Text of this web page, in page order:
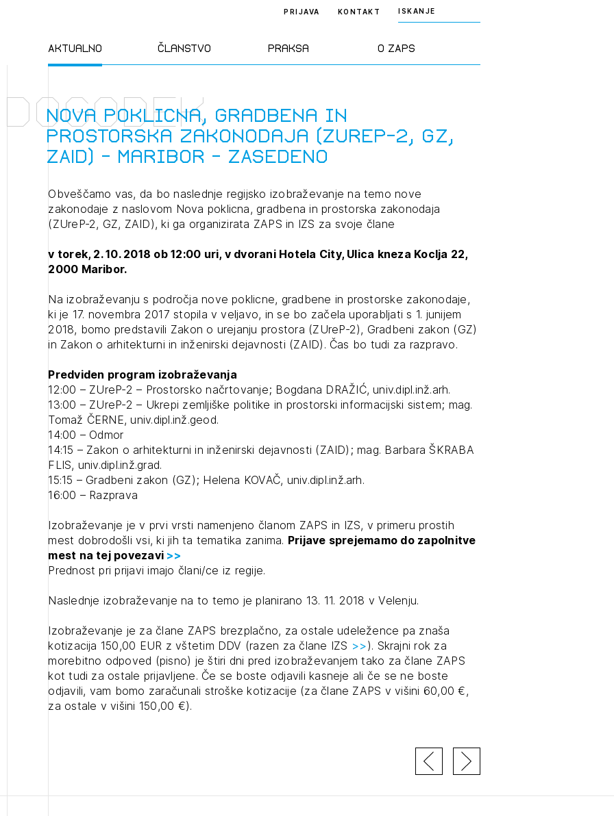
Aktualno Članstvo Praksa O ZAPS
PRIJAVA KONTAKT ISKANJE
Novice
Natečaji
Dogodki
Člani ZAPS
Kandidati za
člane
Kandidati za
izpit
Pravila stroke
Opravljanje
projektiranje
Občinski
urbanisti
Ekipa
Projekti
Izbrana vsebina je namenjena le ZAPS registriranim
uporabnikom. Da lahko do nje dostopate, se je
potrebno prijaviti.
PRIJAVITE SE REGISTRIRAJTE SE
se s svojim ZAPS uporabniškim imenom in geslom.
Nova poklicna, gradbena in
prostorska zakonodaja (ZUreP-2, GZ,
ZAID) - Maribor - ZASEDENO
Dogodek
Obveščamo vas, da bo naslednje regijsko izobraževanje na temo nove
zakonodaje z naslovom Nova poklicna, gradbena in prostorska zakonodaja
(ZUreP-2, GZ, ZAID), ki ga organizirata ZAPS in IZS za svoje člane
v torek, 2. 10. 2018 ob 12:00 uri, v dvorani Hotela City, Ulica kneza Koclja 22,
2000 Maribor.
Na izobraževanju s področja nove poklicne, gradbene in prostorske zakonodaje,
ki je 17. novembra 2017 stopila v veljavo, in se bo začela uporabljati s 1. junijem
2018, bomo predstavili Zakon o urejanju prostora (ZUreP-2), Gradbeni zakon (GZ)
in Zakon o arhitekturni in inženirski dejavnosti (ZAID). Čas bo tudi za razpravo.
Predviden program izobraževanja
12:00 – ZUreP-2 – Prostorsko načrtovanje; Bogdana DRAŽIĆ, univ.dipl.inž.arh.
13:00 – ZUreP-2 – Ukrepi zemljiške politike in prostorski informacijski sistem; mag.
Tomaž ČERNE, univ.dipl.inž.geod.
14:00 – Odmor
14:15 – Zakon o arhitekturni in inženirski dejavnosti (ZAID); mag. Barbara ŠKRABA
FLIS, univ.dipl.inž.grad.
15:15 – Gradbeni zakon (GZ); Helena KOVAČ, univ.dipl.inž.arh.
16:00 – Razprava
Izobraževanje je v prvi vrsti namenjeno članom ZAPS in IZS, v primeru prostih
mest dobrodošli vsi, ki jih ta tematika zanima. Prijave sprejemamo do zapolnitve
mest na tej povezavi >>
Prednost pri prijavi imajo člani/ce iz regije.
Naslednje izobraževanje na to temo je planirano 13. 11. 2018 v Velenju.
Izobraževanje je za člane ZAPS brezplačno, za ostale udeležence pa znaša
kotizacija 150,00 EUR z vštetim DDV (razen za člane IZS >>). Skrajni rok za
morebitno odpoved (pisno) je štiri dni pred izobraževanjem tako za člane ZAPS
kot tudi za ostale prijavljene. Če se boste odjavili kasneje ali če se ne boste
odjavili, vam bomo zaračunali stroške kotizacije (za člane ZAPS v višini 60,00 €,
za ostale v višini 150,00 €).
svojo izbiro.
vam bomo pošiljali na vaš elektronski naslov.
Mesečni novičnik